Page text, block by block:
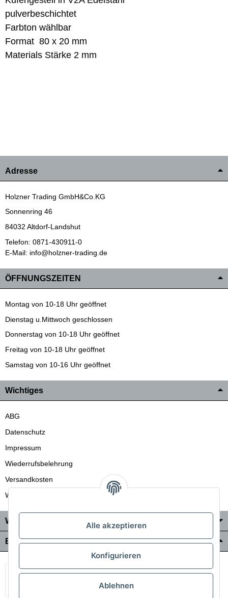
pulverbeschichtet
Farbton wählbar
Format 80 x 20 mm
Materials Stärke 2 mm
Adresse
Holzner Trading GmbH&Co.KG
Sonnenring 46
84032 Altdorf-Landshut
Telefon: 0871-430911-0
E-Mail: info@holzner-trading.de
ÖFFNUNGSZEITEN
Montag von 10-18 Uhr geöffnet
Dienstag u.Mittwoch geschlossen
Donnerstag von 10-18 Uhr geöffnet
Freitag von 10-18 Uhr geöffnet
Samstag von 10-16 Uhr geöffnet
Wichtiges
ABG
Datenschutz
Impressum
Wiederrufsbelehrung
Versandkosten
Wir liefern auch in die Schweiz
Wo Sie uns finden
Bezahlung & Versand
Alle akzeptieren
Konfigurieren
Ablehnen